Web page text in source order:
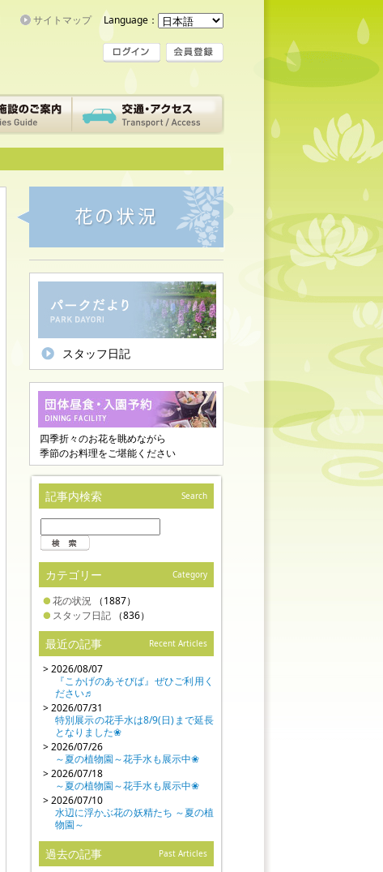
Language：
サイトマップ
スタッフ日記
四季折々のお花を眺めながら
季節のお料理をご堪能ください
Search
記事内検索
Category
カテゴリー
花の状況 （1887）
スタッフ日記 （836）
Recent Articles
最近の記事
> 2026/08/07
『こかげのあそびば』ぜひご利用く
ださい♬
> 2026/07/31
特別展示の花手水は8/9(日)まで延長
となりました❀
> 2026/07/26
～夏の植物園～花手水も展示中❀
> 2026/07/18
～夏の植物園～花手水も展示中❀
> 2026/07/10
水辺に浮かぶ花の妖精たち ～夏の植
物園～
Past Articles
過去の記事